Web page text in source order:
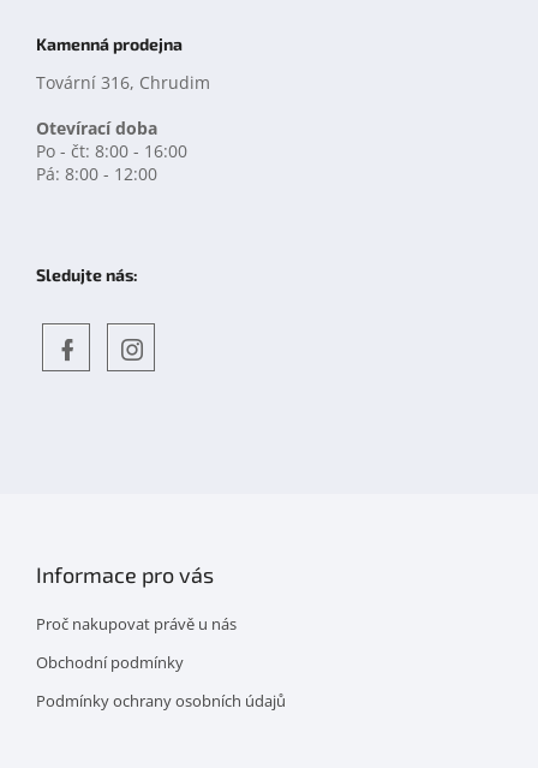
Kamenná prodejna
Tovární 316, Chrudim
Otevírací doba
Po - čt: 8:00 - 16:00
Pá: 8:00 - 12:00
Sledujte nás:
Informace pro vás
Proč nakupovat právě u nás
Obchodní podmínky
Podmínky ochrany osobních údajů